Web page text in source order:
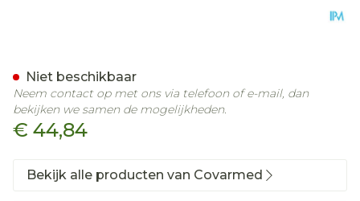
€ 44,84
Niet beschikbaar
Neem contact op met ons via telefoon of e-mail, dan
bekijken we samen de mogelijkheden.
Bekijk alle producten van Covarmed